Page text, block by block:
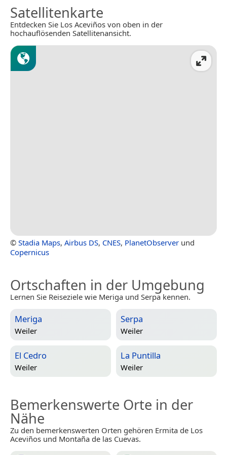
Satellitenkarte
Entdecken Sie Los Aceviños von oben in der
hochauflösenden Satellitenansicht.
© Stadia Maps, Airbus DS, CNES, PlanetObserver und
Copernicus
Ortschaften in der Umgebung
Lernen Sie Reiseziele wie Meriga und Serpa kennen.
Meriga
Weiler
Serpa
Weiler
El Cedro
Weiler
La Puntilla
Weiler
Bemerkenswerte Orte in der
Nähe
Zu den bemerkenswerten Orten gehören Ermita de Los
Aceviños und Montaña de las Cuevas.